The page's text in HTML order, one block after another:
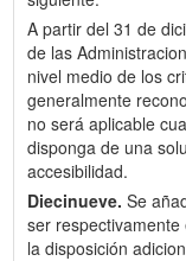
A partir del 31 de
de las
nivel medio de los
generalmente
no será aplicable
disponga de una
accesibilidad.
Diecinueve. Se
ser
la disposición